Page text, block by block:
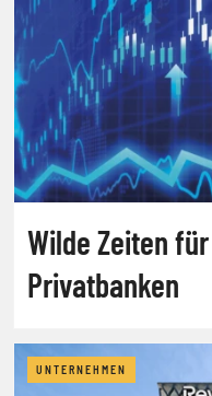
Wilde Zeiten
Privatbanken
UNTERNEHMEN